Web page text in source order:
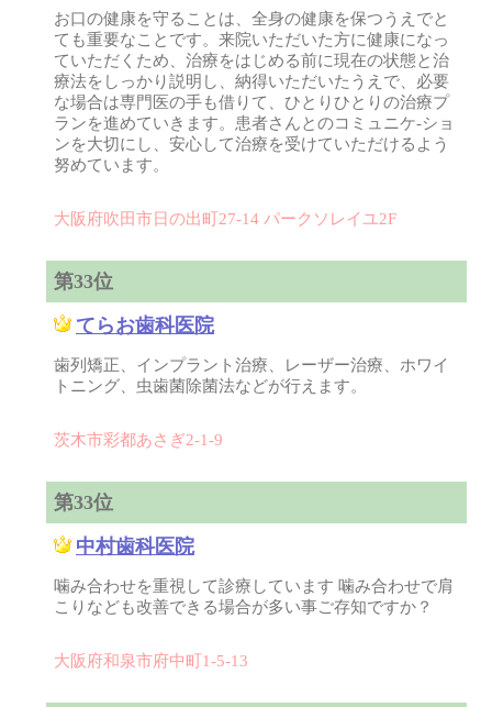
お口の健康を守ることは、全身の健康を保つうえでと
ても重要なことです。来院いただいた方に健康になっ
ていただくため、治療をはじめる前に現在の状態と治
療法をしっかり説明し、納得いただいたうえで、必要
な場合は専門医の手も借りて、ひとりひとりの治療プ
ランを進めていきます。患者さんとのコミュニケ-ショ
ンを大切にし、安心して治療を受けていただけるよう
努めています。
大阪府吹田市日の出町27-14 パークソレイユ2F
第33位
てらお歯科医院
歯列矯正、インプラント治療、レーザー治療、ホワイ
トニング、虫歯菌除菌法などが行えます。
茨木市彩都あさぎ2-1-9
第33位
中村歯科医院
噛み合わせを重視して診療しています 噛み合わせで肩
こりなども改善できる場合が多い事ご存知ですか？
大阪府和泉市府中町1-5-13